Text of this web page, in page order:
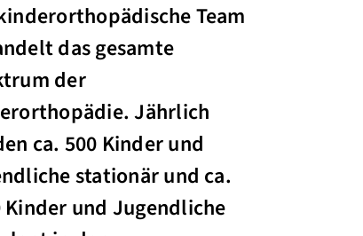
Team
das gesamte
der
Jährlich
ca. 500 Kinder und
stationär und ca.
Kinder und Jugendliche